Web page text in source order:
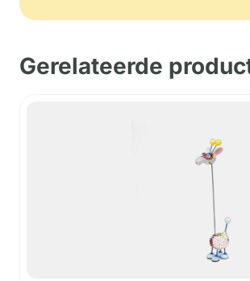
Gerelateerde